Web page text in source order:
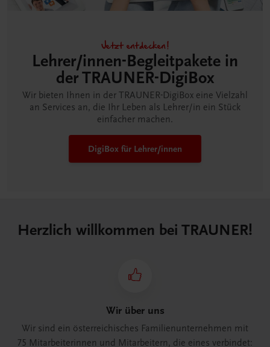
Jetzt entdecken!
Lehrer/innen-Begleitpakete in
der TRAUNER-DigiBox
Wir bieten Ihnen in der TRAUNER-DigiBox eine Vielzahl
an Services an, die Ihr Leben als Lehrer/in ein Stück
einfacher machen.
DigiBox für Lehrer/innen
Herzlich willkommen bei TRAUNER!
Wir über uns
Wir sind ein österreichisches Familienunternehmen mit
75 Mitarbeiterinnen und Mitarbeitern, die eines verbindet: